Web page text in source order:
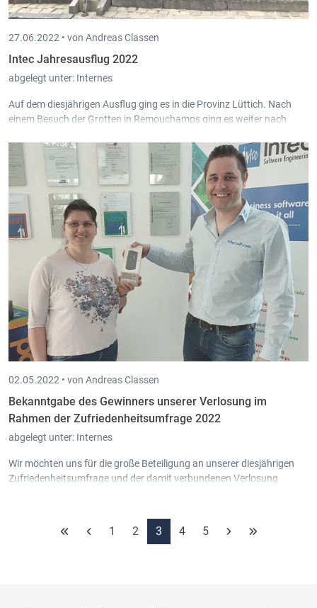
27.06.2022 • von Andreas Classen
Intec Jahresausflug 2022
abgelegt unter: Internes
Auf dem diesjährigen Ausflug ging es in die Provinz Lüttich. Nach
einem Besuch der Grotten in Remouchamps ging es weiter nach
Lüttich zu entdecken, die man als Student wahrscheinlich nicht
gesehen hat.
02.05.2022 • von Andreas Classen
Bekanntgabe des Gewinners unserer Verlosung im
Rahmen der Zufriedenheitsumfrage 2022
abgelegt unter: Internes
Wir möchten uns für die große Beteiligung an unserer diesjährigen
Zufriedenheitsumfrage und der damit verbundenen Verlosung
1 2 3 4 5